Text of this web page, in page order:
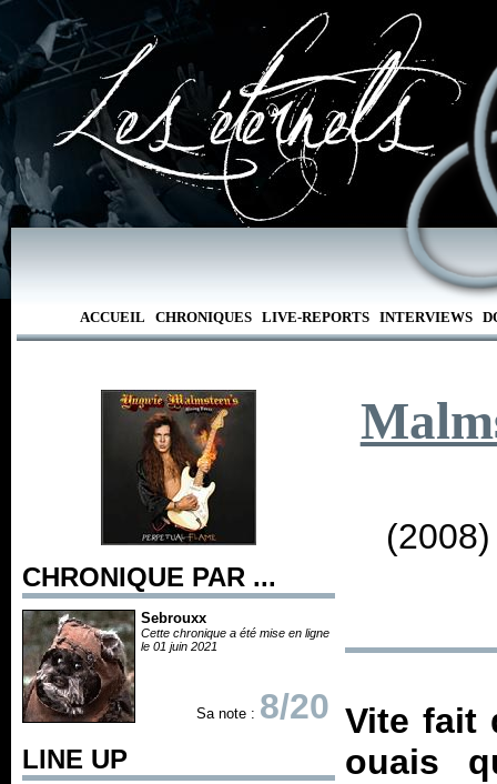
ACCUEIL CHRONIQUES LIVE-REPORTS INTERVIEWS
CHRONIQUE PAR ...
Sebrouxx
Cette chronique a été mise en ligne
le 01 juin 2021
Sa note : 8/20
LINE UP
Vite fait
ouais